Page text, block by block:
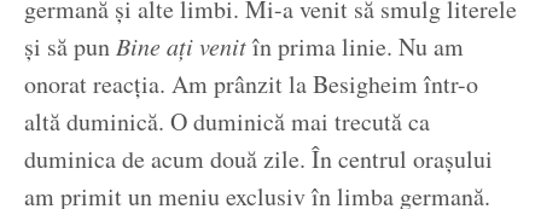
germană și alte limbi. Mi-a venit să smulg literele
și să pun Bine ați venitîn prima linie. Nu am
onorat reacția. Am prânzit la Besigheim într-o
altă duminică. O duminică mai trecută ca
duminica de acum două zile. În centrul orașului
am primit un meniu exclusiv în limba germană.